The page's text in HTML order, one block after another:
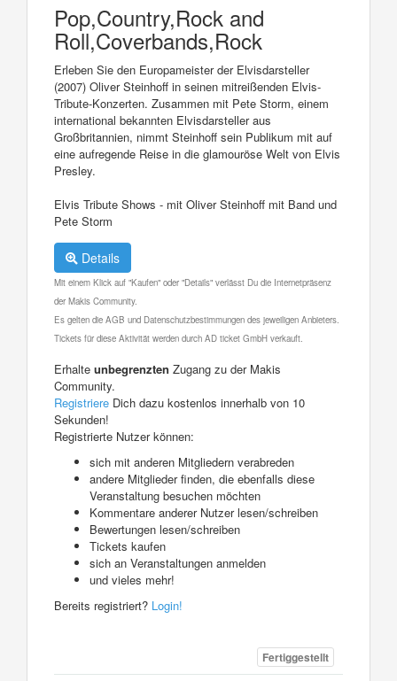
Pop,Country,Rock and
Roll,Coverbands,Rock
Erleben Sie den Europameister der Elvisdarsteller
(2007) Oliver Steinhoff in seinen mitreißenden Elvis-
Tribute-Konzerten. Zusammen mit Pete Storm, einem
international bekannten Elvisdarsteller aus
Großbritannien, nimmt Steinhoff sein Publikum mit auf
eine aufregende Reise in die glamouröse Welt von Elvis
Presley.
Elvis Tribute Shows - mit Oliver Steinhoff mit Band und
Pete Storm
Details
Mit einem Klick auf "Kaufen" oder "Details" verlässt Du die Internetpräsenz
der Makis Community.
Es gelten die AGB und Datenschutzbestimmungen des jeweiligen Anbieters.
Tickets für diese Aktivität werden durch AD ticket GmbH verkauft.
Erhalte unbegrenzten Zugang zu der Makis
Community.
Registriere Dich dazu kostenlos innerhalb von 10
Sekunden!
Registrierte Nutzer können:
sich mit anderen Mitgliedern verabreden
andere Mitglieder finden, die ebenfalls diese
Veranstaltung besuchen möchten
Kommentare anderer Nutzer lesen/schreiben
Bewertungen lesen/schreiben
Tickets kaufen
sich an Veranstaltungen anmelden
und vieles mehr!
Bereits registriert? Login!
Fertiggestellt